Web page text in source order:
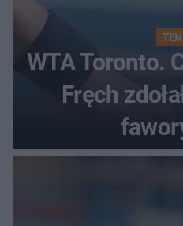
WTA Toronto.
Fręch